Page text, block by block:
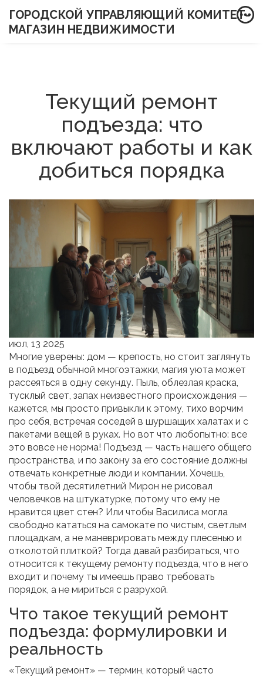
ГОРОДСКОЙ УПРАВЛЯЮЩИЙ КОМИТЕТ-
МАГАЗИН НЕДВИЖИМОСТИ
Текущий ремонт
подъезда: что
включают работы и как
добиться порядка
июл, 13 2025
Многие уверены: дом — крепость, но стоит заглянуть
в подъезд обычной многоэтажки, магия уюта может
рассеяться в одну секунду. Пыль, облезлая краска,
тусклый свет, запах неизвестного происхождения —
кажется, мы просто привыкли к этому, тихо ворчим
про себя, встречая соседей в шуршащих халатах и с
пакетами вещей в руках. Но вот что любопытно: все
это вовсе не норма! Подъезд — часть нашего общего
пространства, и по закону за его состояние должны
отвечать конкретные люди и компании. Хочешь,
чтобы твой десятилетний Мирон не рисовал
человечков на штукатурке, потому что ему не
нравится цвет стен? Или чтобы Василиса могла
свободно кататься на самокате по чистым, светлым
площадкам, а не маневрировать между плесенью и
отколотой плиткой? Тогда давай разбираться, что
относится к текущему ремонту подъезда, что в него
входит и почему ты имеешь право требовать
порядок, а не мириться с разрухой.
Что такое текущий ремонт
подъезда: формулировки и
реальность
«Текущий ремонт» — термин, который часто